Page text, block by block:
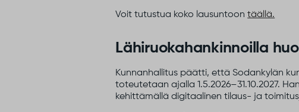
Voit tutustua koko lausuntoontäällä.
Lähiruokahankinnoilla
Kunnanhallitus päätti, että Sodankylän
toteutetaan ajalla 1.5.2026–31.10.2027.
kehittämällä digitaalinen tilaus- ja